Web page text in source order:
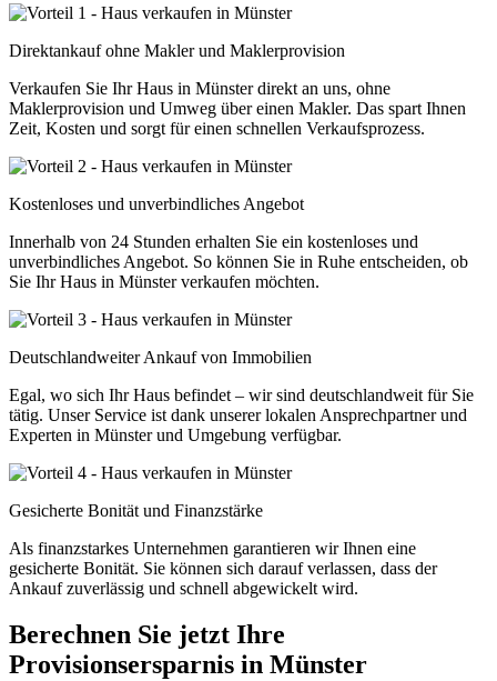
Direktankauf ohne Makler und Maklerprovision
Verkaufen Sie Ihr Haus in Münster direkt an uns, ohne
Maklerprovision und Umweg über einen Makler. Das spart Ihnen
Zeit, Kosten und sorgt für einen schnellen Verkaufsprozess.
Kostenloses und unverbindliches Angebot
Innerhalb von 24 Stunden erhalten Sie ein kostenloses und
unverbindliches Angebot. So können Sie in Ruhe entscheiden, ob
Sie Ihr Haus in Münster verkaufen möchten.
Deutschlandweiter Ankauf von Immobilien
Egal, wo sich Ihr Haus befindet – wir sind deutschlandweit für Sie
tätig. Unser Service ist dank unserer lokalen Ansprechpartner und
Experten in Münster und Umgebung verfügbar.
Gesicherte Bonität und Finanzstärke
Als finanzstarkes Unternehmen garantieren wir Ihnen eine
gesicherte Bonität. Sie können sich darauf verlassen, dass der
Ankauf zuverlässig und schnell abgewickelt wird.
Berechnen Sie jetzt Ihre
Provisionsersparnis in Münster